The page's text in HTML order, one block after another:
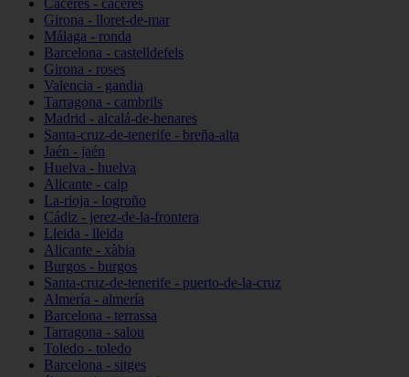
Cáceres - cáceres
Girona - lloret-de-mar
Málaga - ronda
Barcelona - castelldefels
Girona - roses
Valencia - gandia
Tarragona - cambrils
Madrid - alcalá-de-henares
Santa-cruz-de-tenerife - breña-alta
Jaén - jaén
Huelva - huelva
Alicante - calp
La-rioja - logroño
Cádiz - jerez-de-la-frontera
Lleida - lleida
Alicante - xàbia
Burgos - burgos
Santa-cruz-de-tenerife - puerto-de-la-cruz
Almería - almería
Barcelona - terrassa
Tarragona - salou
Toledo - toledo
Barcelona - sitges